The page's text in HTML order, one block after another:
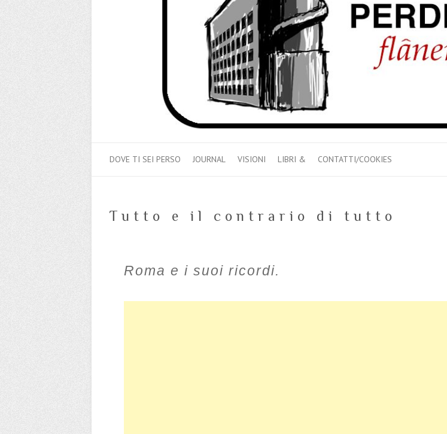
DOVE TI SEI PERSO JOURNAL VISIONI LIBRI & CONTATTI/COOKIES
Tutto e il contrario di tutto
Roma e i suoi ricordi.